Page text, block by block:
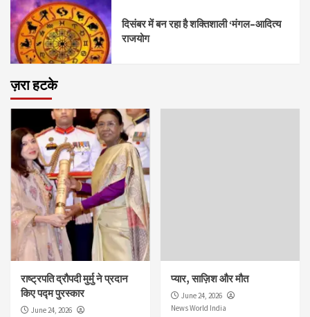
दिसंबर में बन रहा है शक्तिशाली ‘मंगल–आदित्य
राजयोग
ज़रा हटके
राष्ट्रपति द्रौपदी मुर्मु ने प्रदान
किए पद्म पुरस्कार
June 24, 2026
प्यार, साज़िश और मौत
June 24, 2026
News World India